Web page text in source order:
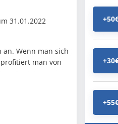
31.01.2022
Wenn man sich
man von